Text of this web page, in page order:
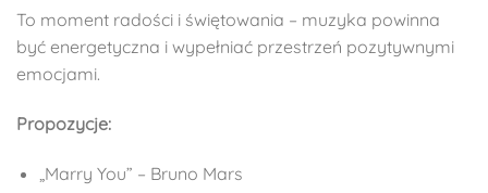
To moment radości i świętowania – muzyka powinna
być energetyczna i wypełniać przestrzeń pozytywnymi
emocjami.
Propozycje:
„Marry You” – Bruno Mars